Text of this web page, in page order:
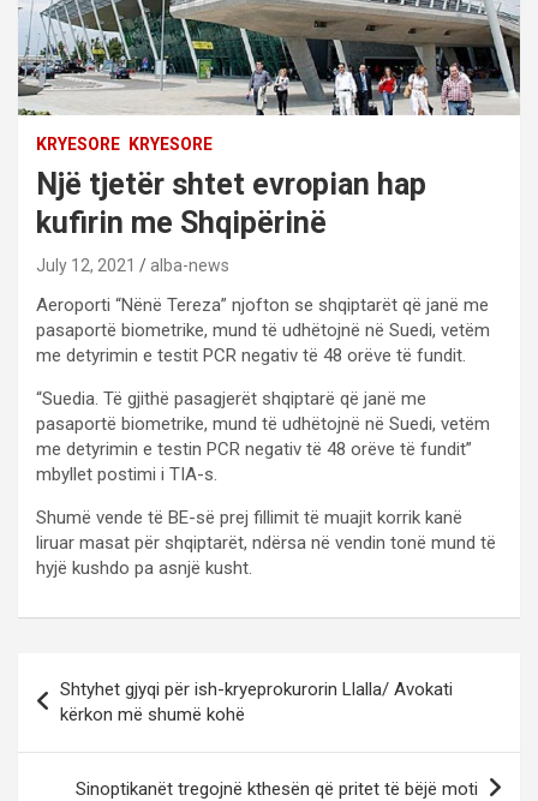
KRYESORE KRYESORE
Një tjetër shtet evropian hap
kufirin me Shqipërinë
July 12, 2021 alba-news
Aeroporti “Nënë Tereza” njofton se shqiptarët që janë me
pasaportë biometrike, mund të udhëtojnë në Suedi, vetëm
me detyrimin e testit PCR negativ të 48 orëve të fundit.
“Suedia. Të gjithë pasagjerët shqiptarë që janë me
pasaportë biometrike, mund të udhëtojnë në Suedi, vetëm
me detyrimin e testin PCR negativ të 48 orëve të fundit”
mbyllet postimi i TIA-s.
Shumë vende të BE-së prej fillimit të muajit korrik kanë
liruar masat për shqiptarët, ndërsa në vendin tonë mund të
hyjë kushdo pa asnjë kusht.
s
Shtyhet gjyqi për ish-kryeprokurorin Llalla/ Avokati
kërkon më shumë kohë
Sinoptikanët tregojnë kthesën që pritet të bëjë moti